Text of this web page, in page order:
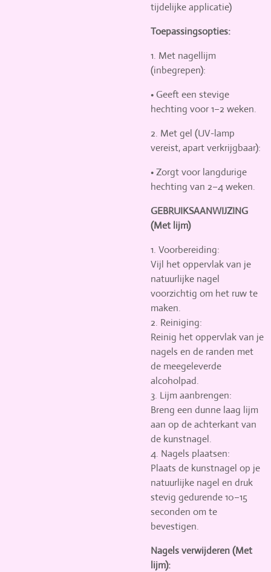
tijdelijke applicatie)
Toepassingsopties:
1. Met nagellijm
(inbegrepen):
•Geeft een stevige
hechting voor1–2 weken.
2. Met gel (UV-lamp
vereist, apart verkrijgbaar):
•Zorgt voor langdurige
hechting van 2–4 weken.
GEBRUIKSAANWIJZING
(Met lijm)
1. Voorbereiding:
Vijl het oppervlak van je
natuurlijke nagel
voorzichtig om het ruw te
maken.
2. Reiniging:
Reinig het oppervlak van je
nagels en de randen met
de meegeleverde
alcoholpad.
3. Lijm aanbrengen:
Breng een dunne laag lijm
aan op de achterkant van
de kunstnagel.
4. Nagels plaatsen:
Plaats de kunstnagel op je
natuurlijke nagel en druk
stevig gedurende 10–15
seconden om te
bevestigen.
Nagels verwijderen (Met
lijm):